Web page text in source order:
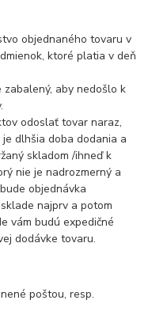
objednaného tovaru v
ktoré platia v deň
aby nedošlo k
odoslať tovar naraz,
dlhšia doba dodania a
skladom /ihneď k
nie je nadrozmerný a
objednávka
najprv a potom
vám budú expedičné
dodávke tovaru.
poštou, resp.